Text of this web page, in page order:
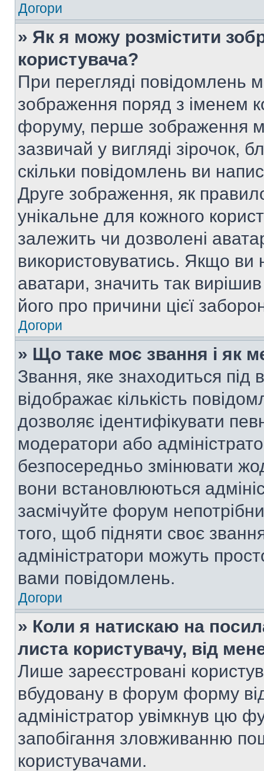
Догори
» Як я можу розмістити
користувача?
При перегляді повідомлень
зображення поряд з іменем
форуму, перше зображення
зазвичай у вигляді зірочок,
скільки повідомлень ви
Друге зображення, як
унікальне для кожного
залежить чи дозволені
використовуватись. Якщо ви
аватари, значить так
його про причини цієї
Догори
» Що таке моє звання і як
Звання, яке знаходиться
відображає кількість
дозволяє ідентифікувати
модератори або
безпосередньо змінювати
вони встановлюються
засмічуйте форум
того, щоб підняти своє
адміністратори можуть
вами повідомлень.
Догори
» Коли я натискаю на
листа користувачу, від
Лише зареєстровані
вбудовану в форум форму
адміністратор увімкнув цю
запобігання зловживанню
користувачами.